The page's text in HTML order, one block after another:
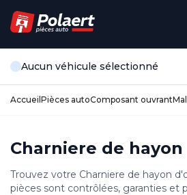
Aucun véhicule sélectionné
Accueil Pièces autoComposant ouvrant
Charniere de hayon
Trouvez votre Charniere de hayon
pièces sont contrôlées, garanties et